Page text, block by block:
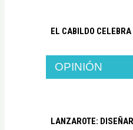
EL CABILDO
OPINIÓN
LANZAROTE: